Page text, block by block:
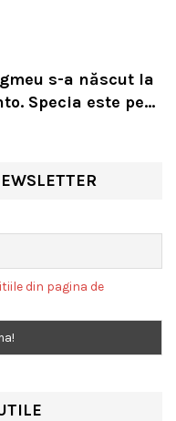
s-a născut la
Specia este pe
din pagina de